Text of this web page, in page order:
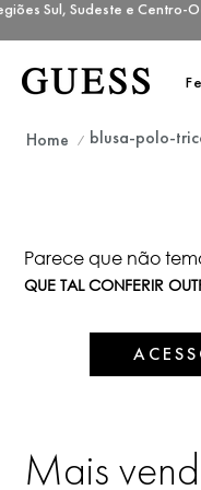
Sul, Sudeste e
blusa-polo-
Parece que não
QUE TAL CONFERIR
Mais